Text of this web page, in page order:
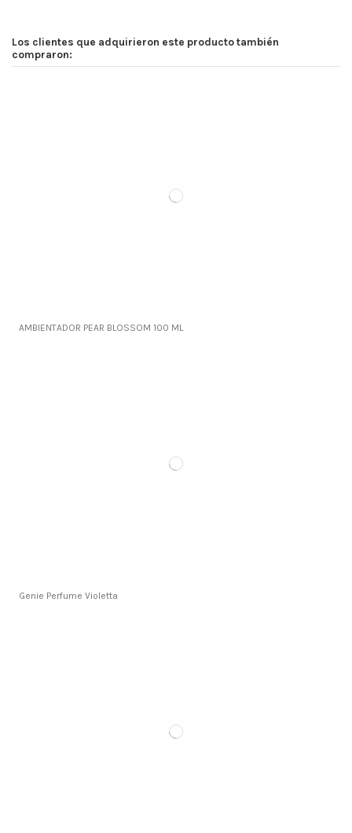
Los clientes que adquirieron este producto también
compraron:
AMBIENTADOR PEAR BLOSSOM 100 ML
Genie Perfume Violetta